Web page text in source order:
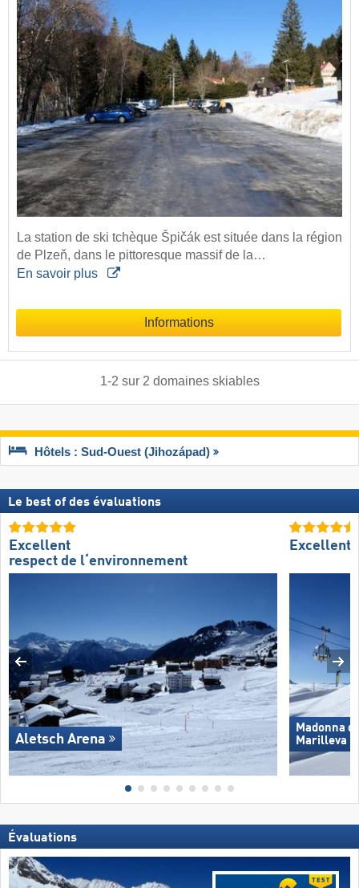
La station de ski tchèque Špičák est située dans la région
de Plzeň, dans le pittoresque massif de la…
En savoir plus
Informations
1-2 sur 2 domaines skiables
Hôtels : Sud-Ouest (Jihozápad)
Le best of des évaluations
Excellent
respect de l‘environnement
Aletsch Arena
Excellent
Madonna
Marilleva
Évaluations